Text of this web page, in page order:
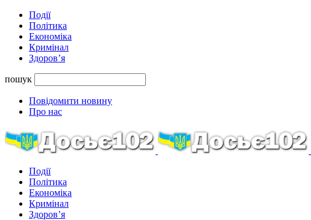
Події
Політика
Економіка
Кримінал
Здоров’я
пошук
Повідомити новину
Про нас
Події
Політика
Економіка
Кримінал
Здоров’я